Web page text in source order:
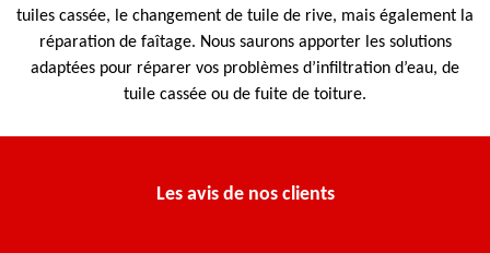
tuiles cassée, le changement de tuile de rive, mais également la
réparation de faîtage. Nous saurons apporter les solutions
adaptées pour réparer vos problèmes d’infiltration d’eau, de
tuile cassée ou de fuite de toiture.
Les avis de nos clients